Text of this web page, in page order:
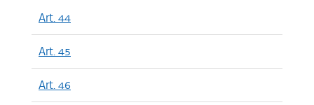
Art. 44
Art. 45
Art. 46